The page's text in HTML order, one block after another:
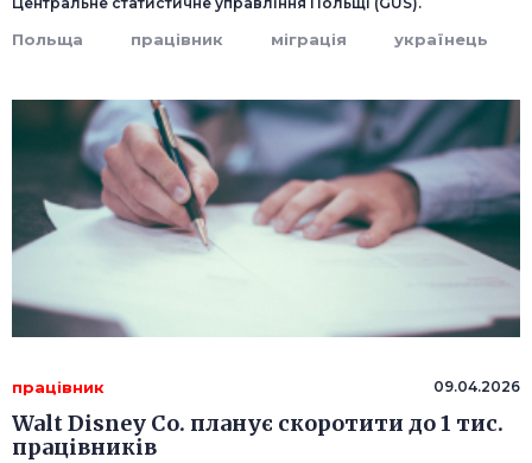
Польща працівник міграція українець
працівник 09.04.2026
Walt Disney Co. планує скоротити до 1 тис.
працівників